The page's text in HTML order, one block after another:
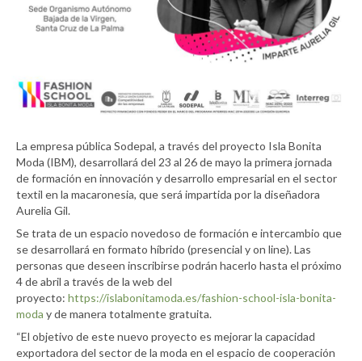
La empresa pública Sodepal, a través del proyecto Isla Bonita
Moda (IBM), desarrollará del 23 al 26 de mayo la primera jornada
de formación en innovación y desarrollo empresarial en el sector
textil en la macaronesia, que será impartida por la diseñadora
Aurelia Gil.
Se trata de un espacio novedoso de formación e intercambio que
se desarrollará en formato híbrido (presencial y on line). Las
personas que deseen inscribirse podrán hacerlo hasta el próximo
4 de abril a través de la web del
proyecto: https://islabonitamoda.es/fashion-school-isla-bonita-
moda y de manera totalmente gratuita.
“El objetivo de este nuevo proyecto es mejorar la capacidad
exportadora del sector de la moda en el espacio de cooperación